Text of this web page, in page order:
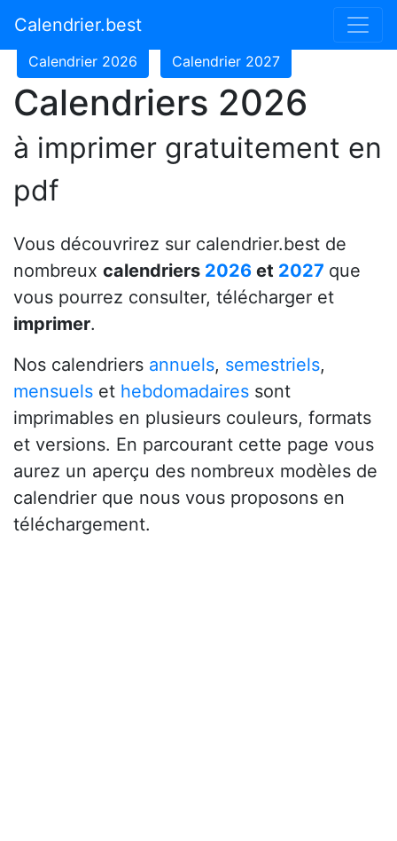
Calendrier.best
Calendrier 2024
Calendrier 2026 Calendrier 2027
Calendriers 2026
à imprimer gratuitement en
pdf
Vous découvrirez sur calendrier.best de
nombreux calendriers 2026 et 2027 que
vous pourrez consulter, télécharger et
imprimer.
Nos calendriers annuels, semestriels,
mensuels et hebdomadaires sont
imprimables en plusieurs couleurs, formats
et versions. En parcourant cette page vous
aurez un aperçu des nombreux modèles de
calendrier que nous vous proposons en
téléchargement.